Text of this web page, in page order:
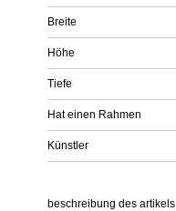
Breite
Höhe
Tiefe
Hat einen Rahmen
Künstler
beschreibung des artikels